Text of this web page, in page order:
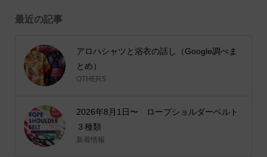
最近の記事
アロハシャツと浴衣の話し（Google調べま
とめ）
OTHERS
2026年8月1日〜 ロープショルダーベルト
３種類
新着情報